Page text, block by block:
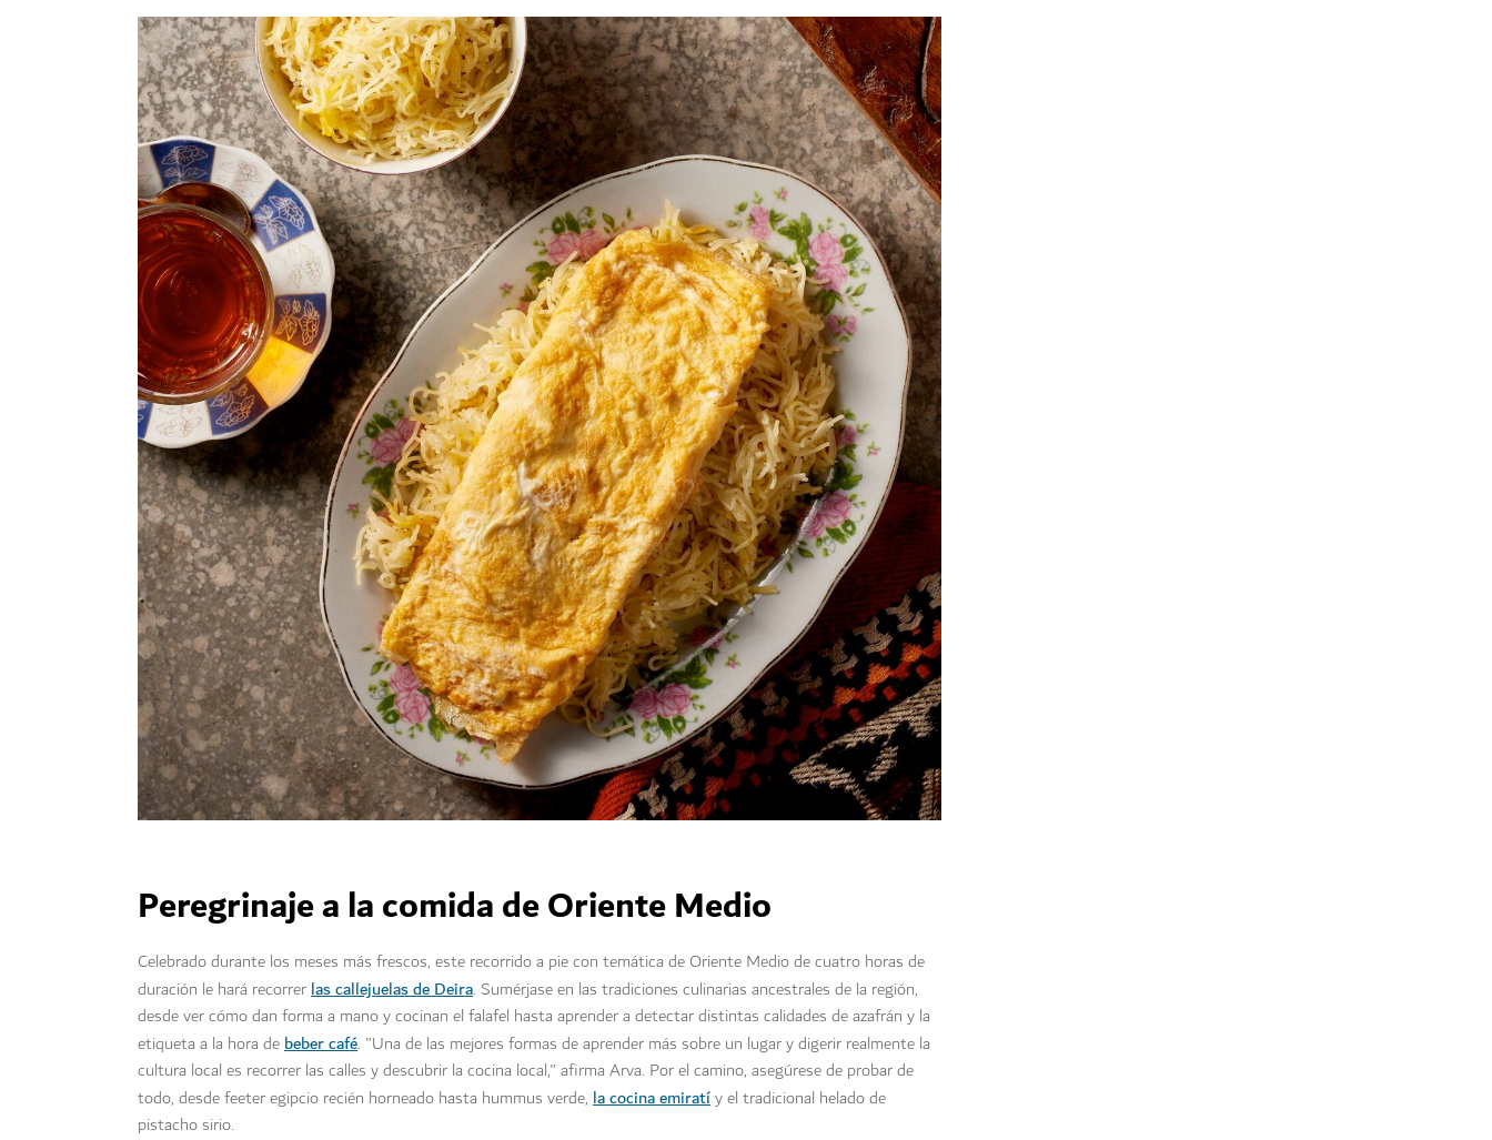
Peregrinaje a la comida de Oriente Medio
Celebrado durante los meses más frescos, este recorrido a pie con temática de Oriente Medio de cuatro horas de
duración le hará recorrerlas callejuelas de Deira. Sumérjase en las tradiciones culinarias ancestrales de la región,
desde ver cómo dan forma a mano y cocinan el falafel hasta aprender a detectar distintas calidades de azafrán y la
etiqueta a la hora debeber café. "Una de las mejores formas de aprender más sobre un lugar y digerir realmente la
cultura local es recorrer las calles y descubrir la cocina local," afirma Arva. Por el camino, asegúrese de probar de
todo, desde feeter egipcio recién horneado hasta hummus verde, la cocina emiratíy el tradicional helado de
pistacho sirio.